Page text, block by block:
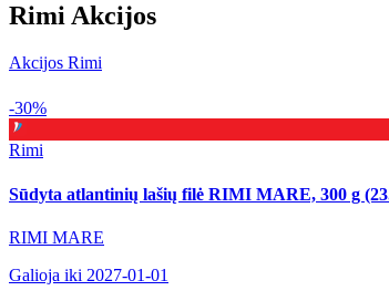
Rimi Akcijos
Akcijos Rimi
-30%
Rimi
Sūdyta atlantinių lašių filė RIMI MARE, 300 g
RIMI MARE
Galioja iki 2027-01-01